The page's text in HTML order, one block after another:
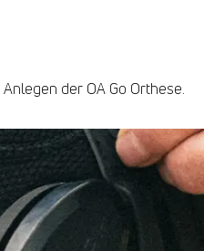
der OA Go Orthese.